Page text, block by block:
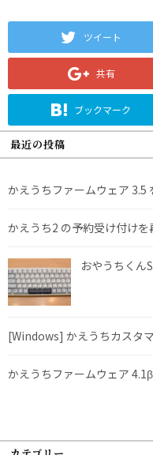
ツイート
共有
ブックマーク
最近の投稿
かえうちファームウェア 3.5
かえうち2 の予約受け付け
おやうちくん
[Windows] かえうちカスタ
かえうちファームウェア